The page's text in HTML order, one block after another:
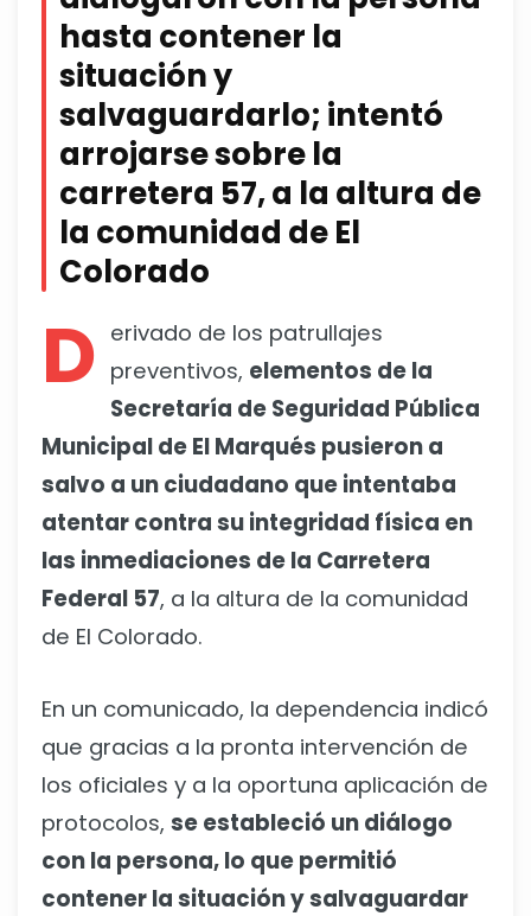
hasta contener la
situación y
salvaguardarlo; intentó
arrojarse sobre la
carretera 57, a la altura de
la comunidad de El
Colorado
D erivado de los patrullajes
preventivos, elementos de la
Secretaría de Seguridad Pública
Municipal de El Marqués pusieron a
salvo a un ciudadano que intentaba
atentar contra su integridad física en
las inmediaciones de la Carretera
Federal 57, a la altura de la comunidad
de El Colorado.
En un comunicado, la dependencia indicó
que gracias a la pronta intervención de
los oficiales y a la oportuna aplicación de
protocolos, se estableció un diálogo
con la persona, lo que permitió
contener la situación y salvaguardar